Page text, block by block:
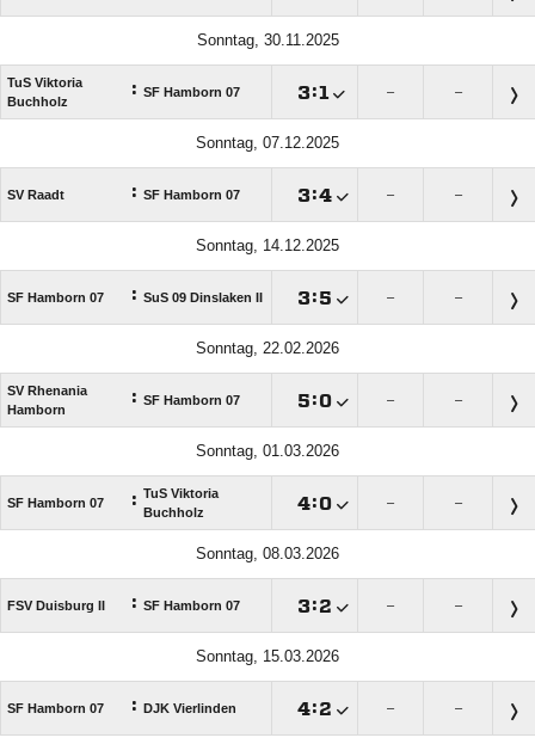
Sonntag, 30.11.2025
TuS Viktoria
Buchholz
: SF Hamborn 07 : – –
Sonntag, 07.12.2025
SV Raadt : SF Hamborn 07 : – –
Sonntag, 14.12.2025
SF Hamborn 07 : SuS 09 Dinslaken II : – –
Sonntag, 22.02.2026
SV Rhenania
Hamborn
: SF Hamborn 07 : – –
Sonntag, 01.03.2026
SF Hamborn 07 : TuS Viktoria
Buchholz
: – –
Sonntag, 08.03.2026
FSV Duisburg II : SF Hamborn 07 : – –
Sonntag, 15.03.2026
SF Hamborn 07 : DJK Vierlinden : – –